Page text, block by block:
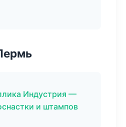
Индустрия —
и штампов